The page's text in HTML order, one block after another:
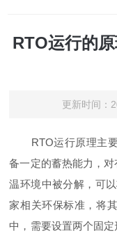
RTO运行的
更新时间
RTO运行原理主要
备一定的蓄热能力，
温环境中被分解，可
家相关环保标准，将
中，需要设置两个固